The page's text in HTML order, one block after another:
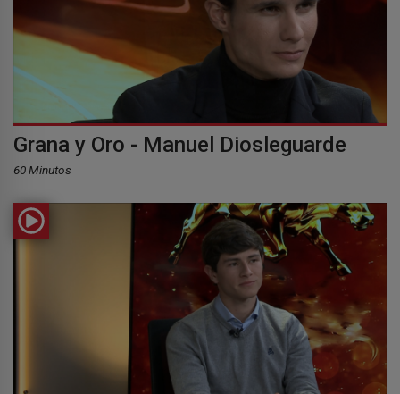
Grana y Oro - Manuel Diosleguarde
60 Minutos